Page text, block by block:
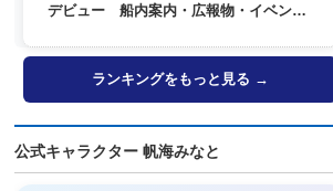
デビュー 船内案内・広報物・イベン
ランキングをもっと見る →
公式キャラクター 帆海みなと